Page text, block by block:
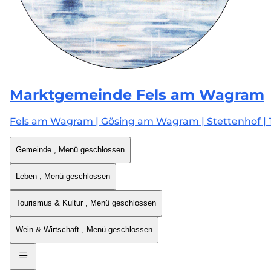
Marktgemeinde Fels am Wagram
Fels am Wagram | Gösing am Wagram | Stettenhof |
Gemeinde , Menü geschlossen
Leben , Menü geschlossen
Tourismus & Kultur , Menü geschlossen
Wein & Wirtschaft , Menü geschlossen